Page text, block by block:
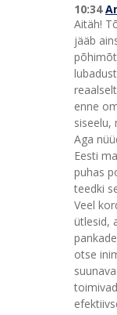
10:34
Aitäh!
jääb
enne
siseelu,
Aga
Eesti
puhas
teedki
Veel
ütlesid,
otse